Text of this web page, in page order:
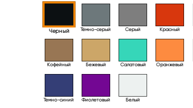
Черный Тёмно-серый Серый Красный
Кофейный Бежевый Салатовый Оранжевый
Темно-синий Фиолетовый Белый